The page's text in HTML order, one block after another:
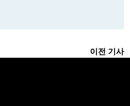
이전 기사